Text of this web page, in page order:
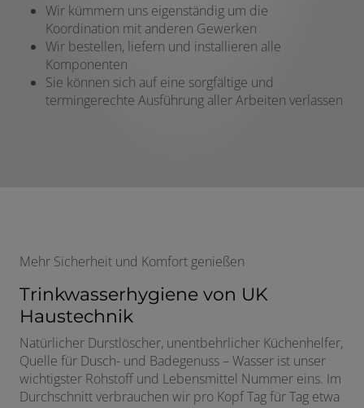
Wir kümmern uns eigenständig um die
Koordination mit anderen Gewerken
Wir bestellen, liefern und installieren alle
Komponenten
Sie können sich auf eine sorgfältige und
termingerechte Ausführung aller Arbeiten verlassen
Mehr Sicherheit und Komfort genießen
Trinkwasserhygiene von UK
Haustechnik
Natürlicher Durstlöscher, unentbehrlicher Küchenhelfer,
Quelle für Dusch- und Badegenuss – Wasser ist unser
wichtigster Rohstoff und Lebensmittel Nummer eins. Im
Durchschnitt verbrauchen wir pro Kopf Tag für Tag etwa